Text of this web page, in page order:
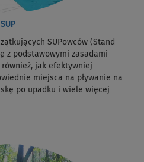
SUPowców (Stand
z podstawowymi zasadami
również, jak efektywniej
miejsca na pływanie na
po upadku i wiele więcej